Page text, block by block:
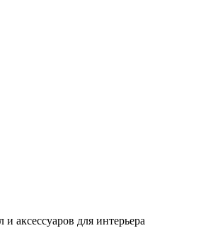
и аксессуаров для интерьера